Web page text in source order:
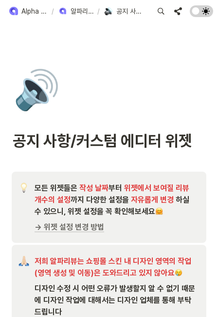
Alpha Review 사용 방법 / 알파리뷰 위젯 모아보기 / 공지 사항/커스텀 에디터 위젯
🔊
공지 사항/커스텀 에디터 위젯
모든 위젯들은 작성 날짜부터 위젯에서 보여질 리뷰
개수의 설정까지 다양한 설정을 자유롭게 변경 하실
수 있으니, 위젯 설정을 꼭 확인해보세요
→ 위젯 설정 변경 방법
저희 알파리뷰는 쇼핑몰 스킨 내 디자인 영역의 작업
(영역 생성 및 이동)은 도와드리고 있지 않아요
디자인 수정 시 어떤 오류가 발생할지 알 수 없기 때문
에 디자인 작업에 대해서는 디자인 업체를 통해 부탁
드립니다